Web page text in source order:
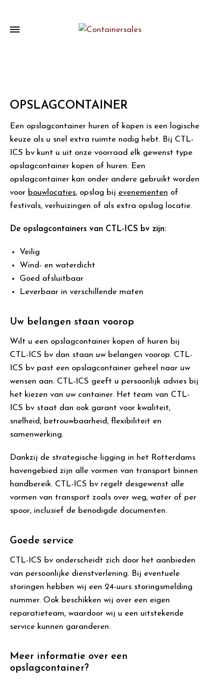
OPSLAGCONTAINER
Een opslagcontainer huren of kopen is een logische
keuze als u snel extra ruimte nodig hebt. Bij CTL-
ICS bv kunt u uit onze voorraad elk gewenst type
opslagcontainer kopen of huren. Een
opslagcontainer kan onder andere gebruikt worden
voor bouwlocaties, opslag bij evenementen of
festivals, verhuizingen of als extra opslag locatie.
De opslagcontainers van CTL-ICS bv zijn:
Veilig
Wind- en waterdicht
Goed afsluitbaar
Leverbaar in verschillende maten
Uw belangen staan voorop
Wilt u een opslagcontainer kopen of huren bij
CTL-ICS bv dan staan uw belangen voorop. CTL-
ICS bv past een opslagcontainer geheel naar uw
wensen aan. CTL-ICS geeft u persoonlijk advies bij
het kiezen van uw container. Het team van CTL-
ICS bv staat dan ook garant voor kwaliteit,
snelheid, betrouwbaarheid, flexibiliteit en
samenwerking.
Dankzij de strategische ligging in het Rotterdams
havengebied zijn alle vormen van transport binnen
handbereik. CTL-ICS bv regelt desgewenst alle
vormen van transport zoals over weg, water of per
spoor, inclusief de benodigde documenten.
Goede service
CTL-ICS bv onderscheidt zich door het aanbieden
van persoonlijke dienstverlening. Bij eventuele
storingen hebben wij een 24-uurs storingsmelding
nummer. Ook beschikken wij over een eigen
reparatieteam, waardoor wij u een uitstekende
service kunnen garanderen.
Meer informatie over een
opslagcontainer?